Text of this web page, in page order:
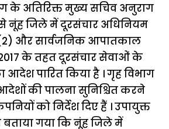
के अतिरिक्त मुख्य सचिव अनुराग
नूंह जिले में दूरसंचार अधिनियम
और सार्वजनिक आपातकाल
के तहत दूरसंचार सेवाओं के
पारित किया है । गृह विभाग
की पालना सुनिश्चित करने
को निर्देश दिए हैं । उपायुक्त
बताया गया कि नूंह जिले में